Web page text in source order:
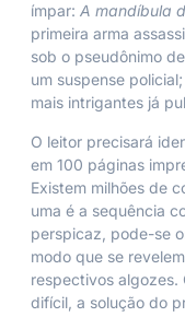
ímpar: A mandíbula
primeira arma
sob o pseudônimo
um suspense
mais intrigantes já
O leitor precisará
em 100 páginas
Existem milhões de
uma é a sequência
perspicaz, pode-se
modo que se
respectivos
difícil, a solução do